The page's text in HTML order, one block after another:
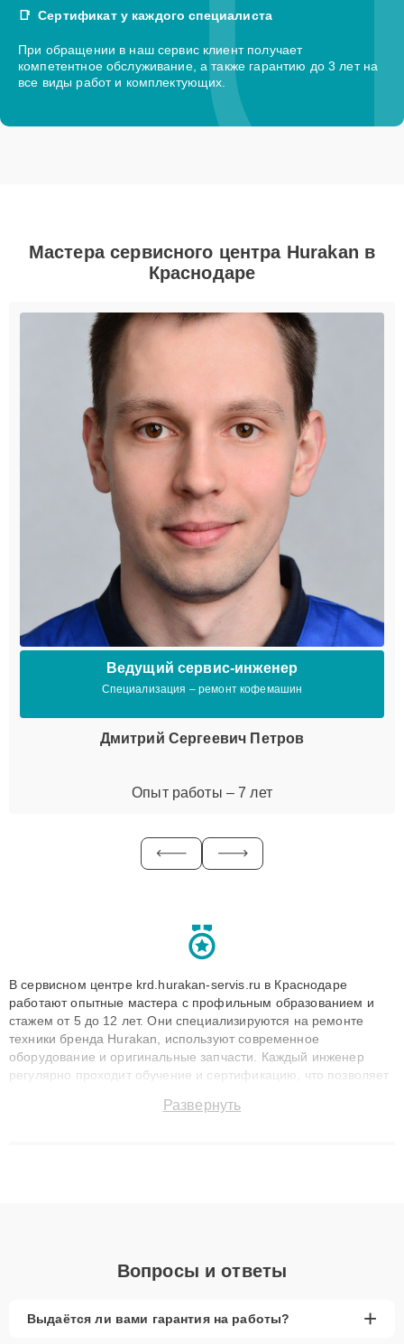
Сертификат у каждого специалиста
При обращении в наш сервис клиент получает
компетентное обслуживание, а также гарантию до 3 лет на
все виды работ и комплектующих.
Мастера сервисного центра Hurakan в
Краснодаре
Ведущий сервис-инженер
Специализация – ремонт кофемашин
Дмитрий Сергеевич Петров
Опыт работы – 7 лет
В сервисном центре krd.hurakan-servis.ru в Краснодаре
работают опытные мастера с профильным образованием и
стажем от 5 до 12 лет. Они специализируются на ремонте
техники бренда Hurakan, используют современное
оборудование и оригинальные запчасти. Каждый инженер
регулярно проходит обучение и сертификацию, что позволяет
технику с сохранением гарантии до 3 лет. Наши мастера
Развернуть
Вопросы и ответы
Выдаётся ли вами гарантия на работы? +